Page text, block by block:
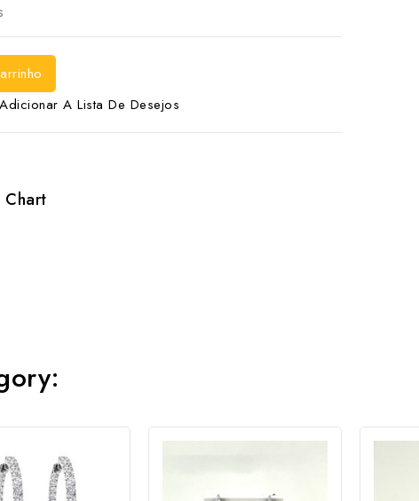
Adicionar A Lista De Desejos
Chart